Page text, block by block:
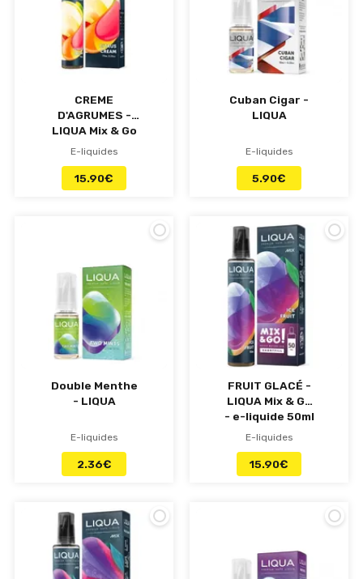
CREME
D'AGRUMES -
LIQUA Mix & Go
- e-liquide 50ml
E-liquides
15.90€
Cuban Cigar -
LIQUA
E-liquides
5.90€
Double Menthe
- LIQUA
E-liquides
2.36€
FRUIT GLACÉ -
LIQUA Mix & Go
- e-liquide 50ml
E-liquides
15.90€